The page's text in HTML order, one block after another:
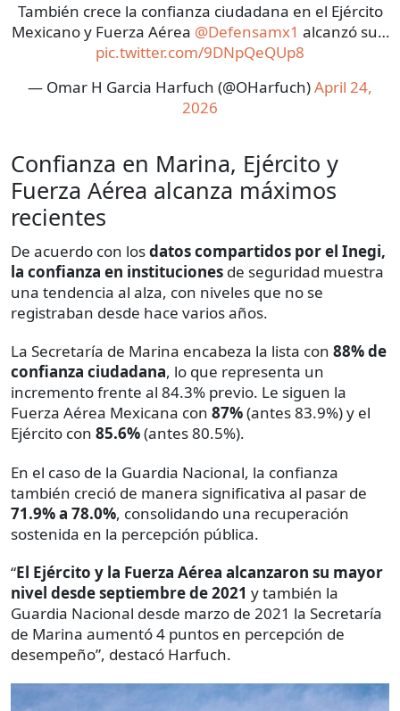
También crece la confianza ciudadana en el Ejército
Mexicano y Fuerza Aérea @Defensamx1 alcanzó su…
pic.twitter.com/9DNpQeQUp8
— Omar H Garcia Harfuch (@OHarfuch)April 24,
2026
Confianza en Marina, Ejército y
Fuerza Aérea alcanza máximos
recientes
De acuerdo con losdatos compartidos por el Inegi,
la confianza en instituciones de seguridad muestra
una tendencia al alza, con niveles que no se
registraban desde hace varios años.
La Secretaría de Marina encabeza la lista con 88% de
confianza ciudadana, lo que representa un
incremento frente al 84.3% previo. Le siguen la
Fuerza Aérea Mexicana con 87%(antes 83.9%) y el
Ejército con 85.6%(antes 80.5%).
En el caso de la Guardia Nacional, la confianza
también creció de manera significativa al pasar de
71.9% a 78.0%, consolidando una recuperación
sostenida en la percepción pública.
“El Ejército y la Fuerza Aérea alcanzaron su mayor
nivel desde septiembre de 2021 y también la
Guardia Nacional desde marzo de 2021 la Secretaría
de Marina aumentó 4 puntos en percepción de
desempeño”, destacó Harfuch.